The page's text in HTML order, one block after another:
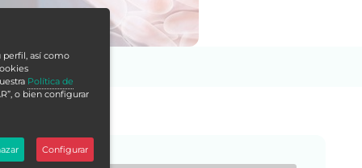
perfil, así como
Política de
o bien configurar
Configurar